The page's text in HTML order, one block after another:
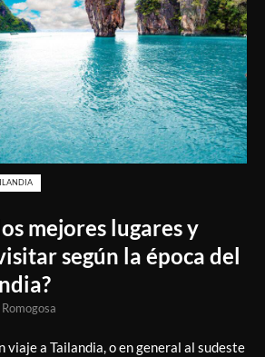
mejores lugares y
según la época del
viaje a Tailandia, o en general al sudeste